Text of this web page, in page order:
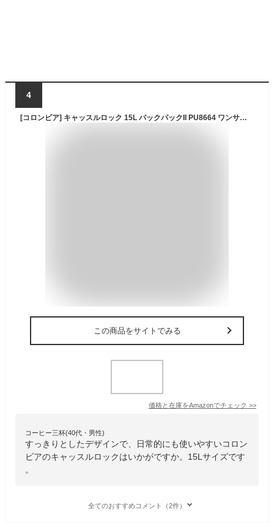
4
[コロンビア] キャッスルロック 15L バックパックII PU8664 ワンサイズ ブラック
この商品をサイトでみる
価格と在庫をAmazonでチェック >>
コーヒー三杯(40代・男性)
すっきりとしたデザインで、日常的にも使いやすいコロン
ビアのキャッスルロックはいかがですか。15Lサイズです
。
全てのおすすめコメント（2件）